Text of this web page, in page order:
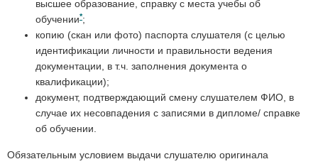
высшее образование, справку с места учебы об
обучении*;
копию (скан или фото) паспорта слушателя (с целью
идентификации личности и правильности ведения
документации, в т.ч. заполнения документа о
квалификации);
документ, подтверждающий смену слушателем ФИО, в
случае их несовпадения с записями в дипломе/ справке
об обучении.
Обязательным условием выдачи слушателю оригинала